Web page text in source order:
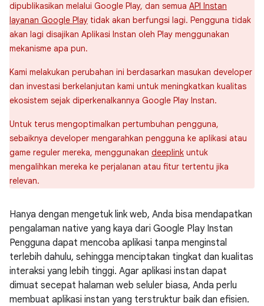
dipublikasikan melalui Google Play, dan semua API Instan
layanan Google Play tidak akan berfungsi lagi. Pengguna tidak
akan lagi disajikan Aplikasi Instan oleh Play menggunakan
mekanisme apa pun.
Kami melakukan perubahan ini berdasarkan masukan developer
dan investasi berkelanjutan kami untuk meningkatkan kualitas
ekosistem sejak diperkenalkannya Google Play Instan.
Untuk terus mengoptimalkan pertumbuhan pengguna,
sebaiknya developer mengarahkan pengguna ke aplikasi atau
game reguler mereka, menggunakan deeplink untuk
mengalihkan mereka ke perjalanan atau fitur tertentu jika
relevan.
Hanya dengan mengetuk link web, Anda bisa mendapatkan
pengalaman native yang kaya dari Google Play Instan
Pengguna dapat mencoba aplikasi tanpa menginstal
terlebih dahulu, sehingga menciptakan tingkat dan kualitas
interaksi yang lebih tinggi. Agar aplikasi instan dapat
dimuat secepat halaman web seluler biasa, Anda perlu
membuat aplikasi instan yang terstruktur baik dan efisien.